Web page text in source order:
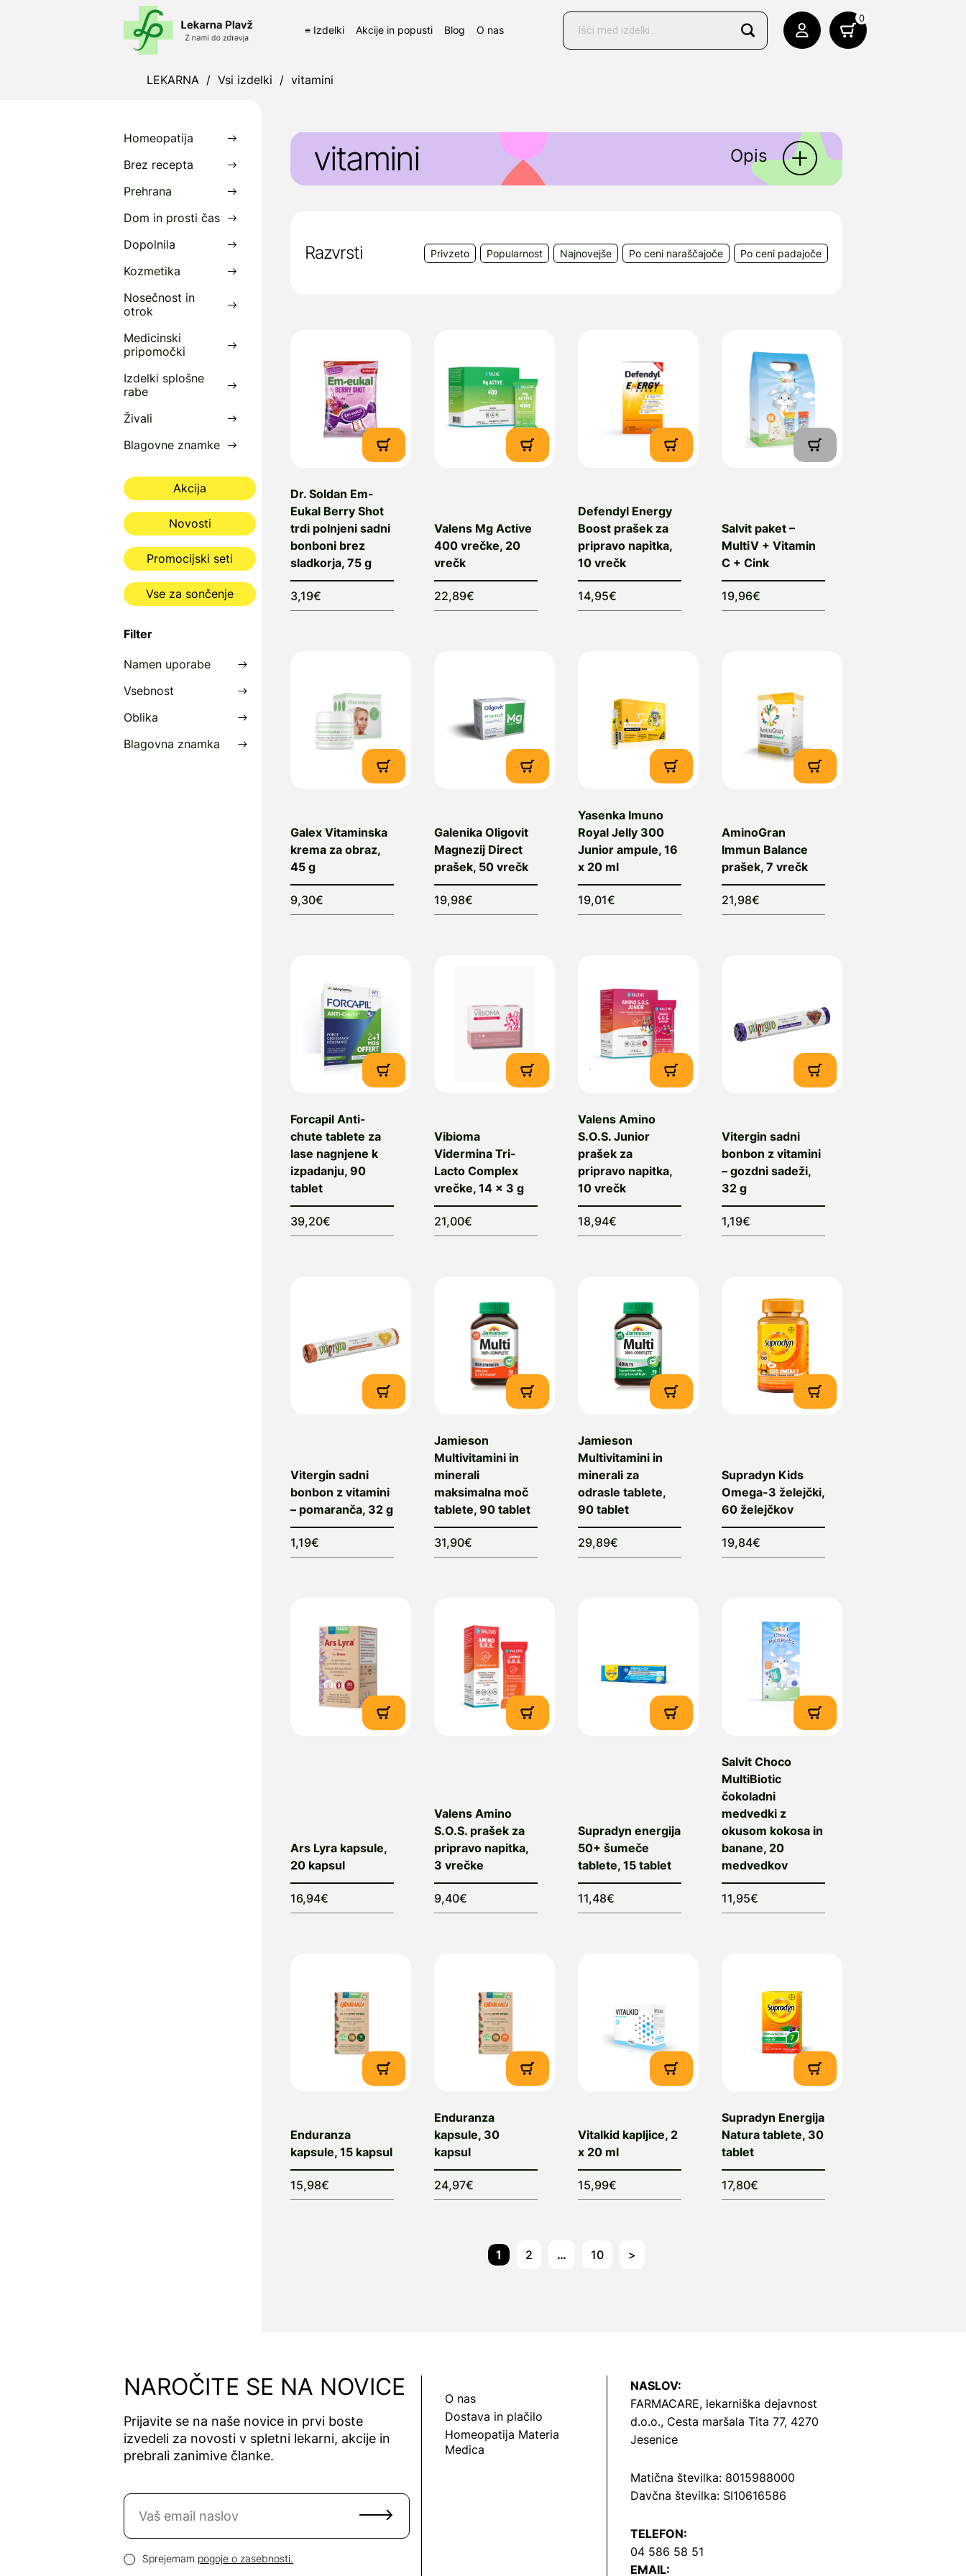
≡ Izdelki Akcije in popusti Blog O nas
Products
search
0
LEKARNA / Vsi izdelki / vitamini
Homeopatija
Brez recepta
Prehrana
Dom in prosti čas
Dopolnila
Kozmetika
Nosečnost in
otrok
Medicinski
pripomočki
Izdelki splošne
rabe
Živali
Blagovne znamke
Akcija
Novosti
Promocijski seti
Vse za sončenje
Filter
Namen uporabe
Vsebnost
Oblika
Blagovna znamka
vitamini Opis
Razvrsti Privzeto Popularnost Najnovejše Po ceni naraščajoče Po ceni padajoče
Dr. Soldan Em-
Eukal Berry Shot
trdi polnjeni sadni
bonboni brez
sladkorja, 75 g
3,19€
Valens Mg Active
400 vrečke, 20
vrečk
22,89€
Defendyl Energy
Boost prašek za
pripravo napitka,
10 vrečk
14,95€
Salvit paket –
MultiV + Vitamin
C + Cink
19,96€
Galex Vitaminska
krema za obraz,
45 g
9,30€
Galenika Oligovit
Magnezij Direct
prašek, 50 vrečk
19,98€
Yasenka Imuno
Royal Jelly 300
Junior ampule, 16
x 20 ml
19,01€
AminoGran
Immun Balance
prašek, 7 vrečk
21,98€
Forcapil Anti-
chute tablete za
lase nagnjene k
izpadanju, 90
tablet
39,20€
Vibioma
Vidermina Tri-
Lacto Complex
vrečke, 14 x 3 g
21,00€
Valens Amino
S.O.S. Junior
prašek za
pripravo napitka,
10 vrečk
18,94€
Vitergin sadni
bonbon z vitamini
– gozdni sadeži,
32 g
1,19€
Vitergin sadni
bonbon z vitamini
– pomaranča, 32 g
1,19€
Jamieson
Multivitamini in
minerali
maksimalna moč
tablete, 90 tablet
31,90€
Jamieson
Multivitamini in
minerali za
odrasle tablete,
90 tablet
29,89€
Supradyn Kids
Omega-3 želejčki,
60 želejčkov
19,84€
Ars Lyra kapsule,
20 kapsul
16,94€
Valens Amino
S.O.S. prašek za
pripravo napitka,
3 vrečke
9,40€
Supradyn energija
50+ šumeče
tablete, 15 tablet
11,48€
Salvit Choco
MultiBiotic
čokoladni
medvedki z
okusom kokosa in
banane, 20
medvedkov
11,95€
Enduranza
kapsule, 15 kapsul
15,98€
Enduranza
kapsule, 30
kapsul
24,97€
Vitalkid kapljice, 2
x 20 ml
15,99€
Supradyn Energija
Natura tablete, 30
tablet
17,80€
1 2 … 10 >
NAROČITE SE NA NOVICE
Prijavite se na naše novice in prvi boste
izvedeli za novosti v spletni lekarni, akcije in
prebrali zanimive članke.
Naročite se na novice
Pogoji zasebnosti
Sprejemam pogoje o zasebnosti.
O nas
Dostava in plačilo
Homeopatija Materia
Medica
NASLOV:
FARMACARE, lekarniška dejavnost
d.o.o., Cesta maršala Tita 77, 4270
Jesenice
Matična številka: 8015988000
Davčna številka: SI10616586
TELEFON:
04 586 58 51
EMAIL: